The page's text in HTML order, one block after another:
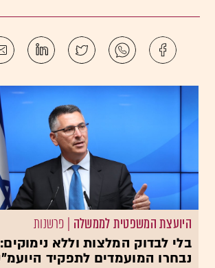
היועצת המשפטית לממשלה | פרשנות
בלי לבדוק המלצות וללא
נבחרו המועמדים לתפקיד